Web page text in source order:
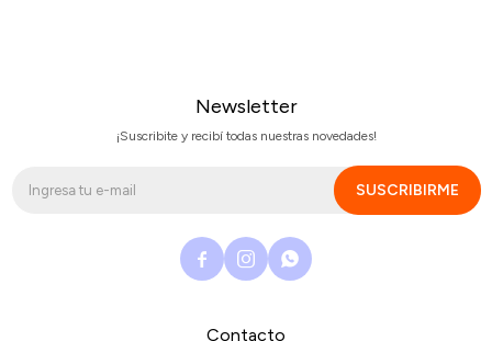
Contacto
Newsletter
¡Suscribite y recibí todas nuestras novedades!
SUSCRIBIRME
  